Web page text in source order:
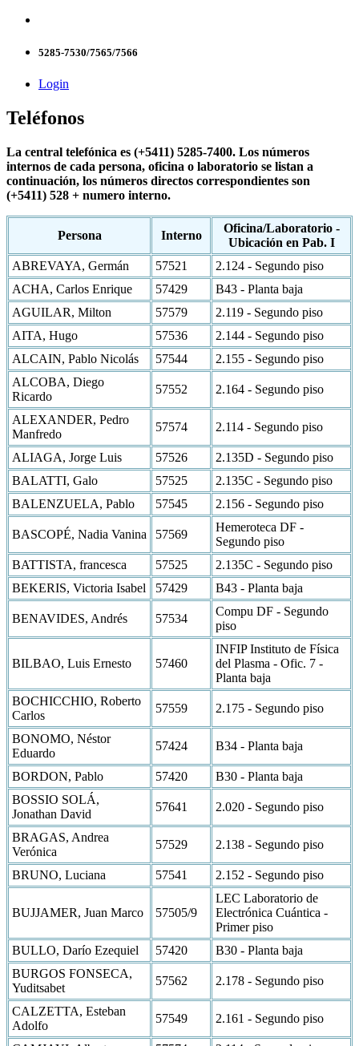
5285-7530/7565/7566
Login
Teléfonos
La central telefónica es (+5411) 5285-7400. Los números
internos de cada persona, oficina o laboratorio se listan a
continuación, los números directos correspondientes son
(+5411) 528 + numero interno.
Persona Interno
Oficina/Laboratorio -
Ubicación en Pab. I
ABREVAYA, Germán
57521
2.124 - Segundo piso
ACHA, Carlos Enrique
57429
B43 - Planta baja
AGUILAR, Milton
57579
2.119 - Segundo piso
AITA, Hugo
57536
2.144 - Segundo piso
ALCAIN, Pablo Nicolás
57544
2.155 - Segundo piso
ALCOBA, Diego
Ricardo
57552 2.164 - Segundo piso
ALEXANDER, Pedro
Manfredo
57574 2.114 - Segundo piso
ALIAGA, Jorge Luis 57526
2.135D - Segundo piso
BALATTI, Galo
57525
2.135C - Segundo piso
BALENZUELA, Pablo
57545 2.156 - Segundo piso
BASCOPÉ, Nadia Vanina 57569
Hemeroteca DF -
Segundo piso
BATTISTA, francesca
57525
2.135C - Segundo piso
BEKERIS, Victoria Isabel
57429 B43 - Planta baja
BENAVIDES, Andrés 57534
Compu DF - Segundo
piso
BILBAO, Luis Ernesto 57460
INFIP Instituto de Física
del Plasma - Ofic. 7 -
Planta baja
BOCHICCHIO, Roberto
Carlos
57559 2.175 - Segundo piso
BONOMO, Néstor
Eduardo
57424 B34 - Planta baja
BORDON, Pablo 57420
B30 - Planta baja
BOSSIO SOLÁ,
Jonathan David
57641 2.020 - Segundo piso
BRAGAS, Andrea
Verónica
57529 2.138 - Segundo piso
BRUNO, Luciana 57541 2.152 - Segundo piso
BUJJAMER, Juan Marco 57505/9
LEC Laboratorio de
Electrónica Cuántica -
Primer piso
BULLO, Darío Ezequiel
57420
B30 - Planta baja
BURGOS FONSECA,
Yuditsabet
57562 2.178 - Segundo piso
CALZETTA, Esteban
Adolfo
57549 2.161 - Segundo piso